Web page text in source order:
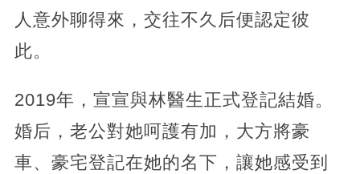
人意外聊得來，交往不久后便認定彼
此。
2019年，宣宣與林醫生正式登記結婚。
婚后，老公對她呵護有加，大方將豪
車、豪宅登記在她的名下，讓她感受到